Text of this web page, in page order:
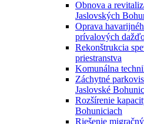
Obnova a
Jaslovských
Oprava
prívalových
Rekonštrukcia
priestranstva
Komunálna
Záchytné
Jaslovské
Rozšírenie
Bohuniciach
Riešenie